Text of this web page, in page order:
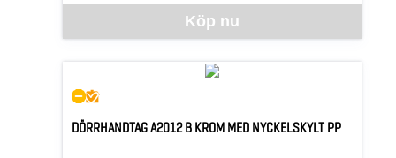
Denna vara går inte att beställa via webben just nu,
Köp nu
DÖRRHANDTAG A2012 B KROM MED NYCKELSKYLT PP